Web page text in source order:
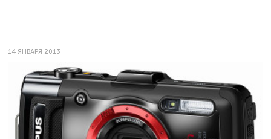
14 ЯНВАРЯ 2013